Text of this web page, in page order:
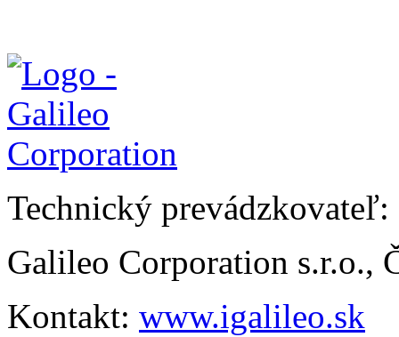
Technický prevádzkovateľ:
Galileo Corporation s.r.o.,
Kontakt: www.igalileo.sk